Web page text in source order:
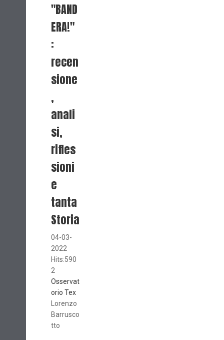
"BAND
ERA!"
:
recen
sione
,
anali
si,
rifles
sioni
e
tanta
Storia
04-03-
2022
Hits:590
2
Osservat
orio Tex
Lorenzo
Barrusco
tto